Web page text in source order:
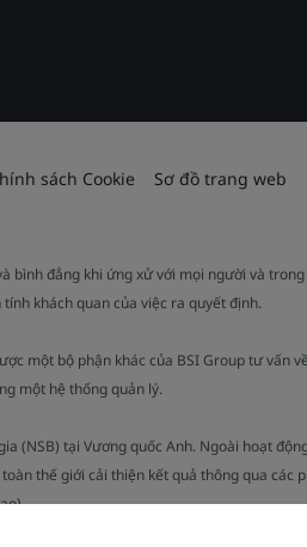
sách Cookie Sơ đồ trang web
bình đẳng khi ứng xử với mọi người và
khách quan của việc ra quyết định.
một bộ phận khác của BSI Group tư vấn
một hệ thống quản lý.
(NSB) tại Vương quốc Anh. Ngoài hoạt
thế giới cải thiện kết quả thông qua các